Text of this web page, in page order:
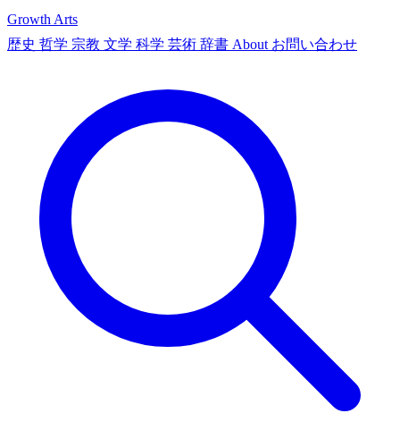
Growth Arts
歴史 哲学 宗教 文学 科学 芸術 辞書 About お問い合わせ